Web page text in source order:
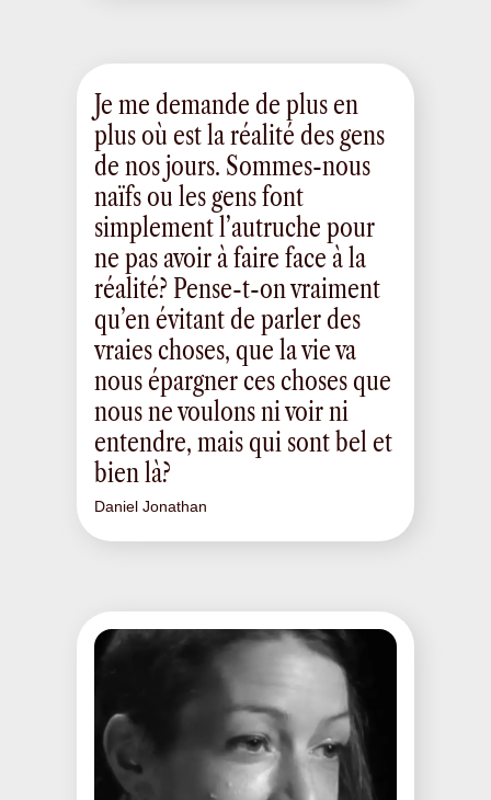
Je me demande de plus en
plus où est la réalité des gens
de nos jours. Sommes-nous
naïfs ou les gens font
simplement l’autruche pour
ne pas avoir à faire face à la
réalité? Pense-t-on vraiment
qu’en évitant de parler des
vraies choses, que la vie va
nous épargner ces choses que
nous ne voulons ni voir ni
entendre, mais qui sont bel et
bien là?
Daniel Jonathan